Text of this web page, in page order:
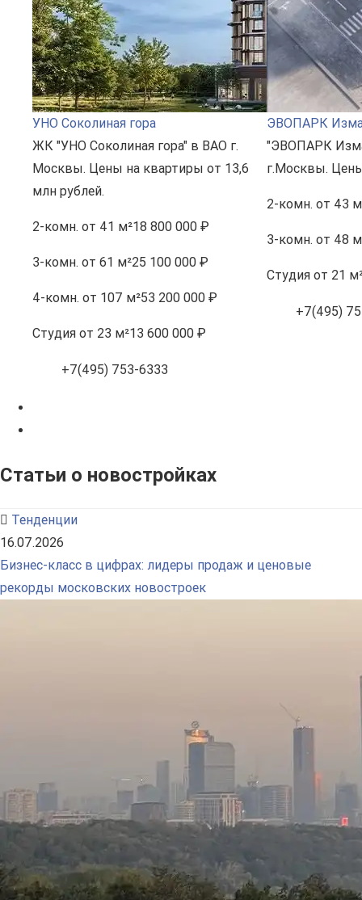
УНО Соколиная гора
ЖК "УНО Соколиная гора" в ВАО г.
Москвы. Цены на квартиры от 13,6
млн рублей.
2-комн. от 41 м²18 800 000 ₽
3-комн. от 61 м²25 100 000 ₽
4-комн. от 107 м²53 200 000 ₽
Студия от 23 м²13 600 000 ₽
+7(495) 753-6333
ЭВОПАРК
"ЭВОПАРК
г.Москвы.
2-комн. от 43
3-комн. от 48
Студия от 21
+7(495)
Статьи о новостройках
Тенденции
16.07.2026
Бизнес-класс в цифрах: лидеры продаж и ценовые
рекорды московских новостроек